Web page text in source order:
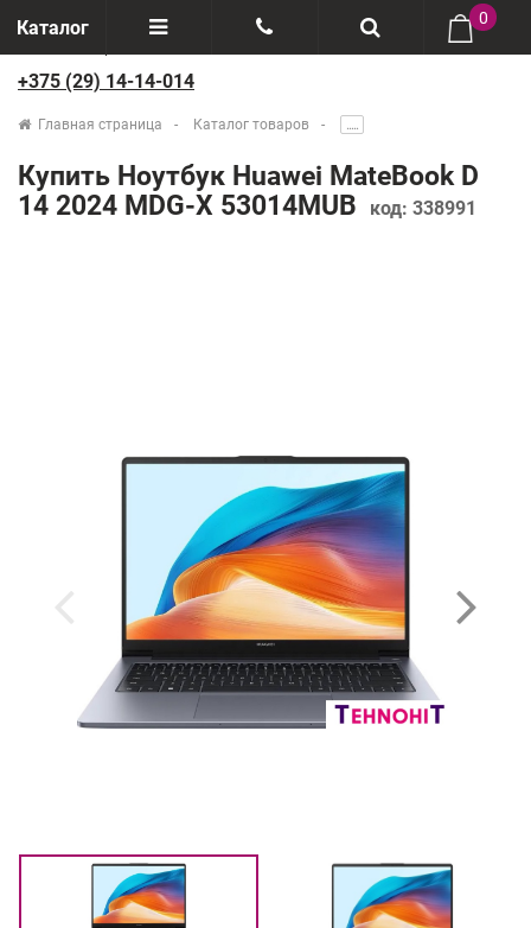
Каталог
Отзывы
Производители
+375(29) 888-44-44
0
+375 (29) 14-14-014
Главная страница Каталог товаров .....
Купить Ноутбук Huawei MateBook D
14 2024 MDG-X 53014MUB
код: 338991